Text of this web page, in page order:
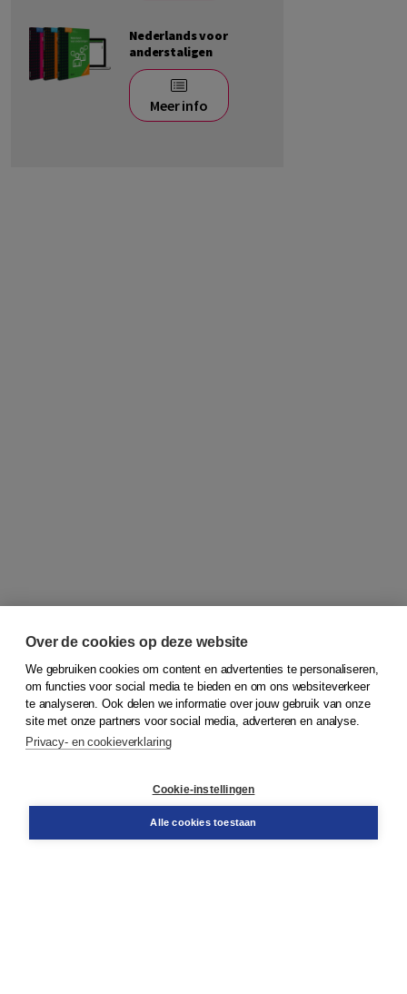
Nederlands voor
anderstaligen
Meer info
© 2026Koninklijke Boom uitgevers
Bestellen
Over de cookies op deze website
We gebruiken cookies om content en advertenties te personaliseren,
om functies voor social media te bieden en om ons websiteverkeer
te analyseren. Ook delen we informatie over jouw gebruik van onze
site met onze partners voor social media, adverteren en analyse.
Privacy- en cookieverklaring
Cookie-instellingen
Alle cookies toestaan